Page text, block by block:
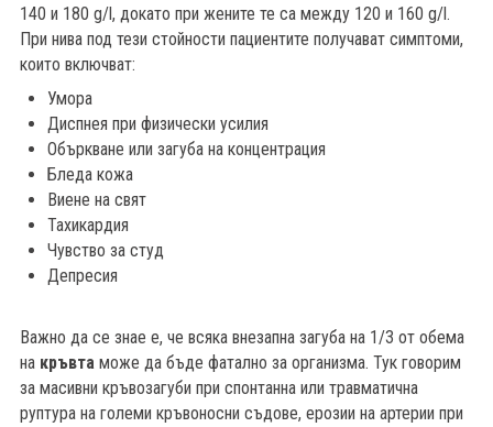
140 и 180 g/l, докато при жените те са между 120 и 160 g/l.
При нива под тези стойности пациентите получават симптоми,
които включват:
Умора
Диспнея при физически усилия
Объркване или загуба на концентрация
Бледа кожа
Виене на свят
Тахикардия
Чувство за студ
Депресия
Важно да се знае е, че всяка внезапна загуба на 1/3 от обема
на кръвтаможе да бъде фатално за организма. Тук говорим
за масивни кръвозагуби при спонтанна или травматична
руптура на големи кръвоносни съдове, ерозии на артерии при